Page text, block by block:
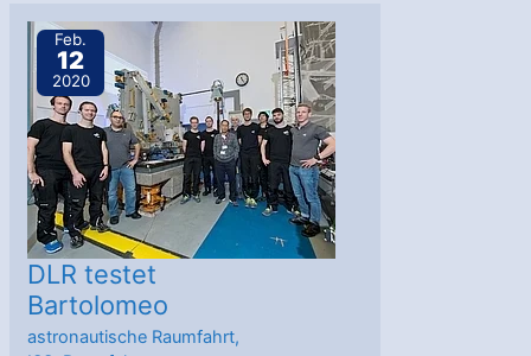
die
ISS-
Nutzung
Feb.
12
2020
DLR testet
Bartolomeo
astronautische Raumfahrt,